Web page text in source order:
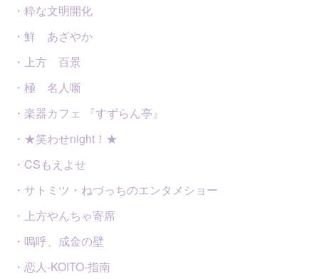
・粋な文明開化
・鮮 あざやか
・上方 百景
・極 名人噺
・楽器カフェ 『すずらん亭』
・★笑わせnight！★
・CSもえよせ
・サトミツ・ねづっちのエンタメショー
・上方やんちゃ寄席
・嗚呼、成金の壁
・恋人-KOITO-指南